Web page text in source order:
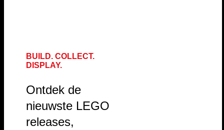
BUILD. COLLECT.
DISPLAY.
Ontdek de
nieuwste LEGO
releases,